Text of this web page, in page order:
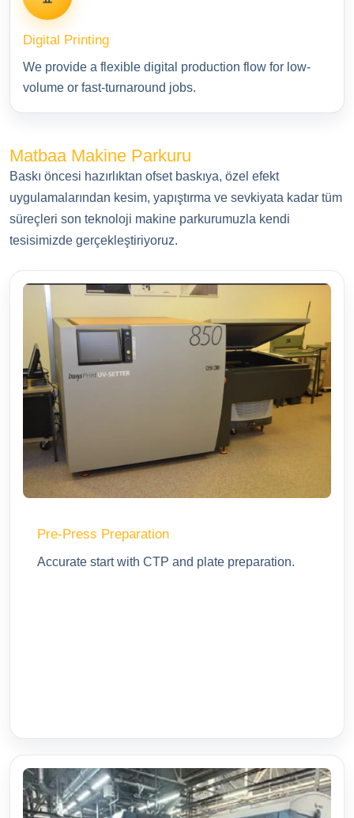
Digital Printing
We provide a flexible digital production flow for low-
volume or fast-turnaround jobs.
Matbaa Makine Parkuru
Baskı öncesi hazırlıktan ofset baskıya, özel efekt
uygulamalarından kesim, yapıştırma ve sevkiyata kadar tüm
süreçleri son teknoloji makine parkurumuzla kendi
tesisimizde gerçekleştiriyoruz.
Pre-Press Preparation
Accurate start with CTP and plate preparation.